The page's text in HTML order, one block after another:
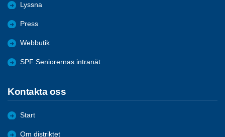
Lyssna
Press
Webbutik
SPF Seniorernas intranät
Kontakta oss
Start
Om distriktet